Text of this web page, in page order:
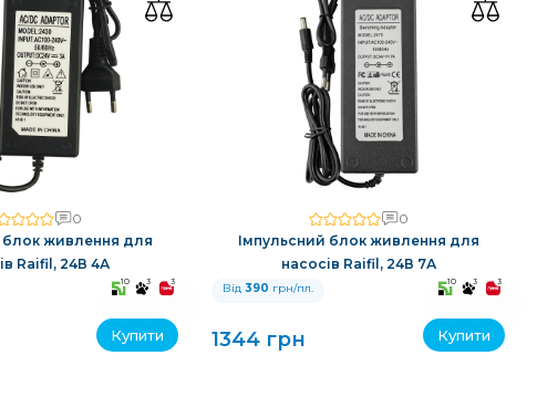
0
блок живлення для
Raifil, 24В 4А
10 3 3
Купити
0
Імпульсний блок живлення для
насосів Raifil, 24В 7А
Від 390 грн/пл. 10 3 3
1344 грн Купити